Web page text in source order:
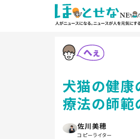
犬猫の健康
療法の師範
佐川美穂
コピーライター